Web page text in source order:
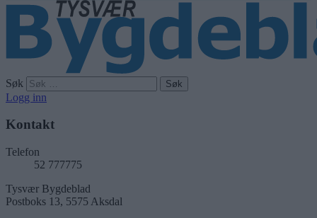
Søk
Logg inn
Kontakt
Telefon
52 777775
Tysvær Bygdeblad
Postboks 13, 5575 Aksdal